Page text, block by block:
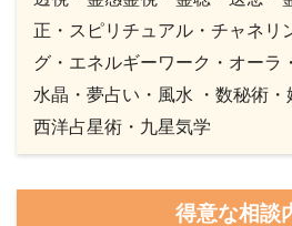
正・スピリチュアル・チャネリ
グ・エネルギーワーク・オーラ
水晶・夢占い・風水 ・数秘術・
西洋占星術・九星気学
得意な相談